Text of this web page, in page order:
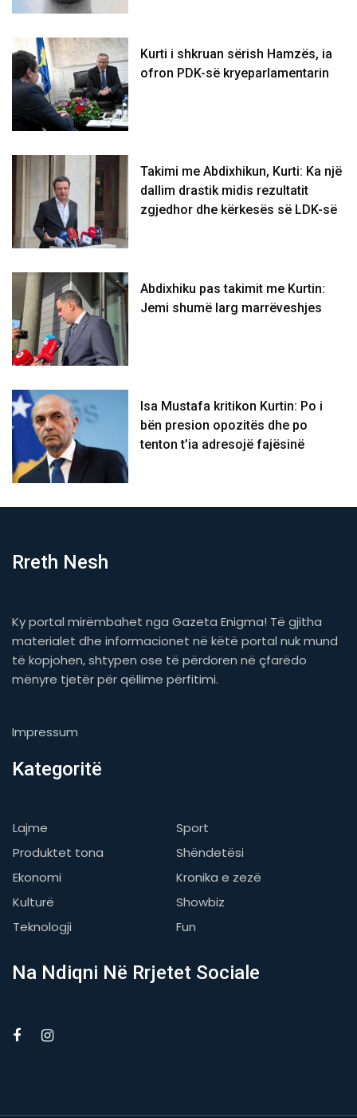
Kurti i shkruan sërish Hamzës, ia
ofron PDK-së kryeparlamentarin
Takimi me Abdixhikun, Kurti: Ka një
dallim drastik midis rezultatit
zgjedhor dhe kërkesës së LDK-së
Abdixhiku pas takimit me Kurtin:
Jemi shumë larg marrëveshjes
Isa Mustafa kritikon Kurtin: Po i
bën presion opozitës dhe po
tenton t’ia adresojë fajësinë
Rreth Nesh
Ky portal mirëmbahet nga Gazeta Enigma! Të gjitha
materialet dhe informacionet në këtë portal nuk mund
të kopjohen, shtypen ose të përdoren në çfarëdo
mënyre tjetër për qëllime përfitimi.
Impressum
Kategoritë
Lajme
Sport
Produktet tona
Shëndetësi
Ekonomi
Kronika e zezë
Kulturë
Showbiz
Teknologji
Fun
Na Ndiqni Në Rrjetet Sociale